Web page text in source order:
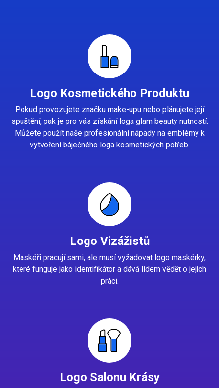
Logo Kosmetického Produktu
Pokud provozujete značku make-upu nebo plánujete její
spuštění, pak je pro vás získání loga glam beauty nutností.
Můžete použít naše profesionální nápady na emblémy k
vytvoření báječného loga kosmetických potřeb.
Logo Vizážistů
Maskéři pracují sami, ale musí vyžadovat logo maskérky,
které funguje jako identifikátor a dává lidem vědět o jejich
práci.
Logo Salonu Krásy